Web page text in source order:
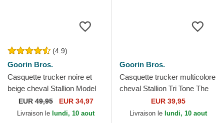
(4.9)
Goorin Bros.
Casquette trucker noire et
beige cheval Stallion Model
No. 5741110N Rodeo The
Farm Goorin Bros.
EUR49,95 EUR 34,97
Livraison le lundi, 10 aout
Goorin Bros.
Casquette trucker multicolore
cheval Stallion Tri Tone The
Farm Goorin Bros.
EUR 39,95
Livraison le lundi, 10 aout